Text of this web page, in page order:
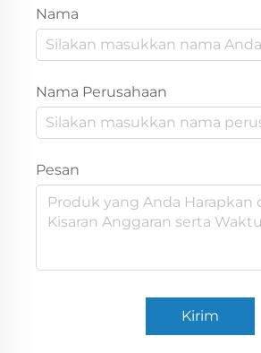
Nama
Nama Perusahaan
Pesan
Kirim